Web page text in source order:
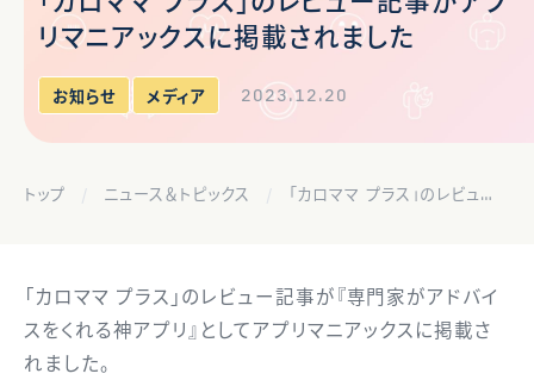
リマニアックスに掲載されました
お知らせ メディア 2023.12.20
トップ ニュース＆トピックス 「カロママ プラス」のレビュー記事がアプリマニアックスに掲載されました
「カロママ プラス」のレビュー記事が『専門家がアドバイ
スをくれる神アプリ』としてアプリマニアックスに掲載さ
れました。